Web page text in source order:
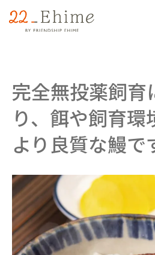
完全無投薬飼育
り、餌や飼育環
より良質な鰻で